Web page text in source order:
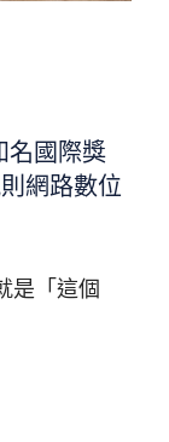
名國際獎
網路數位
是「這個